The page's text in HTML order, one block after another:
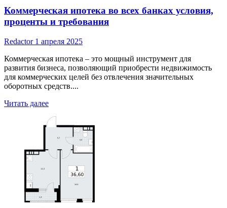
Коммерческая ипотека во всех банках условия,
проценты и требования
Redactor 1 апреля 2025
Коммерческая ипотека – это мощный инструмент для
развития бизнеса, позволяющий приобрести недвижимость
для коммерческих целей без отвлечения значительных
оборотных средств....
Читать далееRead
about
Коммерческая
ипотека
во
всех
банках
условия,
проценты
требования